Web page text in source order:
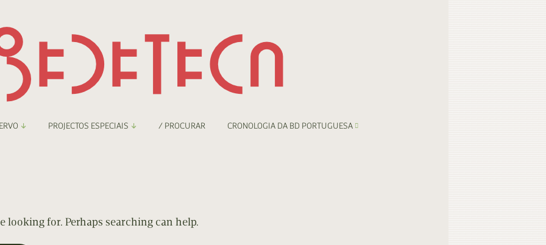
PROJECTOS ESPECIAIS / PROCURAR CRONOLOGIA DA BD PORTUGUESA
looking for. Perhaps searching can help.